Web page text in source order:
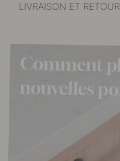
LIVRAISON ET RETOUR